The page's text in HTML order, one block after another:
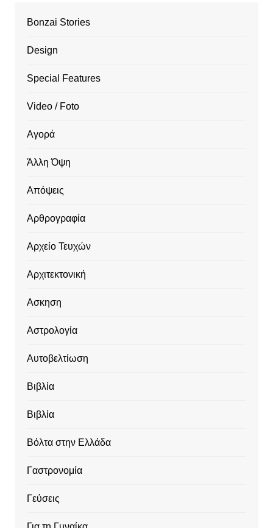
Bonzai Stories
Design
Special Features
Video / Foto
Αγορά
Άλλη Όψη
Απόψεις
Αρθρογραφία
Αρχείο Τευχών
Αρχιτεκτονική
Ασκηση
Αστρολογία
Αυτοβελτίωση
Βιβλία
Βιβλία
Βόλτα στην Ελλάδα
Γαστρονομία
Γεύσεις